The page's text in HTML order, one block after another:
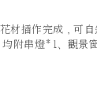
材插作完成，可自
附串燈*1、觀景